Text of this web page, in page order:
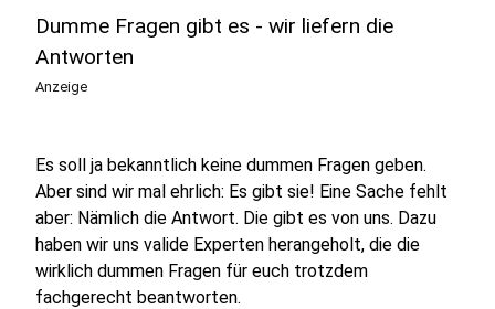
Dumme Fragen gibt es - wir liefern die
Antworten
Anzeige
Es soll ja bekanntlich keine dummen Fragen geben.
Aber sind wir mal ehrlich: Es gibt sie! Eine Sache fehlt
aber: Nämlich die Antwort. Die gibt es von uns. Dazu
haben wir uns valide Experten herangeholt, die die
wirklich dummen Fragen für euch trotzdem
fachgerecht beantworten.